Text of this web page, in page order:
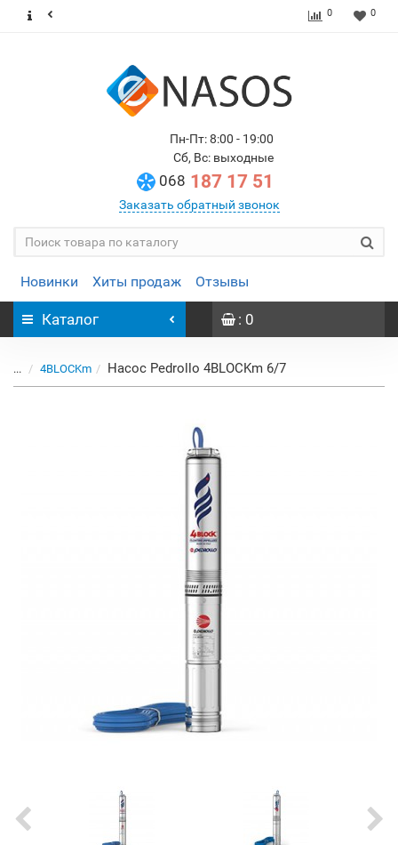
0 0
Пн-Пт: 8:00 - 19:00
Сб, Вс: выходные
068 187 17 51
Заказать обратный звонок
Новинки Хиты продаж Отзывы
Каталог : 0
... 4BLOCKm Насос Pedrollo 4BLOCKm 6/7